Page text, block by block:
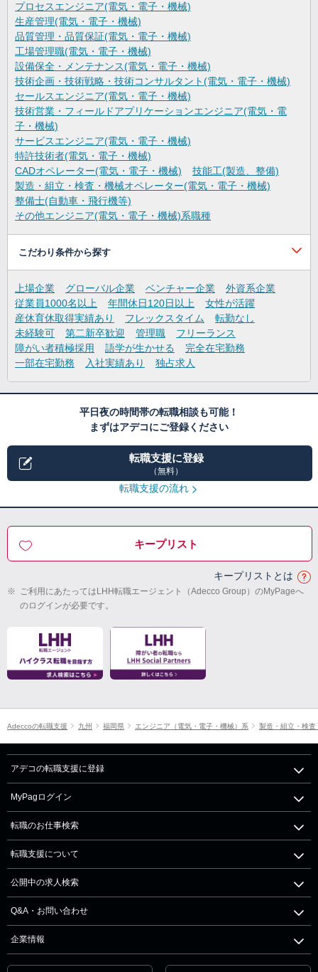
プロセスエンジニア(電気・電子・機械)
生産管理(電気・電子・機械)
品質管理・品質保証(電気・電子・機械)
工場管理職(電気・電子・機械)
設備保全・メンテナンス(電気・電子・機械)
技術企画・技術戦略・技術コンサルタント(電気・電子・機械)
セールスエンジニア(電気・電子・機械)
技術営業・フィールドアプリケーションエンジニア(電気・電
子・機械)
サービスエンジニア(電気・電子・機械)
特許技術者(電気・電子・機械)
CADオペレーター(電気・電子・機械)
技能工(製造、整備)
製造・組立・検査・機械オペレーター(電気・電子・機械)
整備士(自動車・飛行機等)
その他エンジニア(電気・電子・機械)系職種
こだわり条件から探す
上場企業 グローバル企業 ベンチャー企業
外資系企業
従業員1000名以上
年間休日120日以上
女性が活躍
産休育休取得実績あり
フレックスタイム
転勤なし
未経験可
第二新卒歓迎 管理職
フリーランス
障がい者積極採用
語学が生かせる
完全在宅勤務
一部在宅勤務
入社実績あり 独占求人
平日夜の時間帯の転職相談も可能！
まずはアデコにご登録ください
転職支援に登録
（無料）
転職支援の流れ
キープリスト
キープリストとは
※ ご利用にあたってはLHH転職エージェント（Adecco Group）のMyPageへ
のログインが必要です。
Adeccoの転職支援 九州 福岡県 エンジニア（電気・電子・機械）系 製造・組立・検査
アデコの転職支援に登録
MyPagログイン
転職のお仕事検索
転職支援について
公開中の求人検索
Q&A・お問い合わせ
企業情報